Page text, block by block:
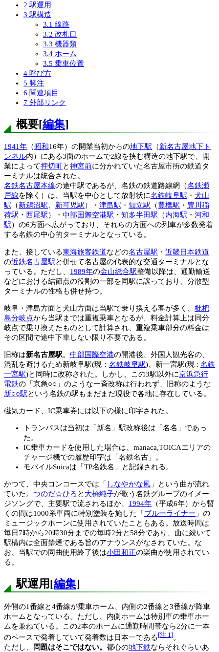
2 駅運用
3 駅構造
3.1 線路
3.2 改札口
3.3 機器類
3.4 ホーム
3.5 乗車位置
4 呼び方
5 脚注
6 関連項目
7 外部リンク
概要[編集]
1941年 （昭和16年）の開業当初からの地下駅 （新名古屋地下ト
ンネル内）にある3面のホームで2線を挟む構造の地下駅で、開
業によって押切町と神宮前に分かれていた名古屋市街の鉄道タ
ーミナルは統合された。
名鉄名古屋本線の途中駅であるが、名鉄の鉄道路線網（名鉄瀬
戸線を除く）は、当駅を中心として放射状に名鉄岐阜駅 ・ 犬山
駅 （新鵜沼駅、 新可児駅）・ 津島駅 ・ 知立駅 （豊橋駅 ・ 豊川稲
荷駅 ・ 西尾駅）・ 中部国際空港駅 ・ 知多半田駅 （内海駅 ・ 河和
駅）の6方面へ広がっており、それらの方面への列車が多数発着
する名鉄の中心的ターミナルとなっている。
また、接している東海旅客鉄道などの名古屋駅 ・ 近畿日本鉄道
の近鉄名古屋駅と併せて名古屋の代表的な交通ターミナルとな
っている。ただし、 1989年の金山総合駅整備以降は、通勤輸送
などにおける結節点の役割の一部を同駅に譲っており、分散型
ターミナルの性格も併せ持つ。
岐阜・津島方面と犬山方面は当駅で乗り換える客が多く、 枇杷
島分岐点から当駅までは重複乗車となるが、料金計算上は同分
岐点で乗り換えたものとして計算され、重複乗車部分の料金は
その区間で途中下車しない限り不要である。
旧称は新名古屋駅。 中部国際空港の開港後、外国人観光客の、
混乱を避けるため新岐阜駅(現： 名鉄岐阜駅)、新一宮駅(現 : 名鉄
一宮駅)と同時に改称された。しかし、この3駅以外に京浜急行
電鉄の「京急○○」のような一斉改称は行われず、旧称のような
新○○駅という名鉄の駅もまだまだ現役で各地に存在している。
磁気カード、IC乗車券には以下の様に印字された。
トランパスは当初は「新名」駅改称後は「名名」であっ
た。
IC乗車カードを使用した場合は、manaca,TOICAエリアの
チャージ機での履歴印字は「名鉄名古」。
モバイルSuicaは「TP名鉄名」と記録される。
かつて、中央コンコースでは「 しなやかな風 」という曲が流れ
ていた。 つのだ☆ひろ と 大橋純子が歌う名鉄グループのイメー
ジソングで、主要駅で流されるほか、 1994年 （平成6年）から暫
くの間は1000系車両に特別塗装を施した「 ブルーライナー 」の
ミュージックホーンに使用されていたこともある。放送時間は
毎日7時から20時30分までの毎時2分と58分であり、曲に続いて
駅構内は全面禁煙である旨のアナウンスがなされていた。な
お、当駅での同曲使用終了後は小田和正の楽曲が使用されてい
る。
駅運用 [編集]
外側の1番線と4番線が乗車ホーム、内側の2番線と3番線が降車
ホームとなっている。ただし、内側ホームは特別車の乗車ホー
ムを兼ねている。この2本のホームに通勤時間帯なら2分に一本
のペースで発着していて発着数は日本一である [注 1 ]。
ただし、
問題はそこではない。 都心の地下鉄ならそれぐらいあ